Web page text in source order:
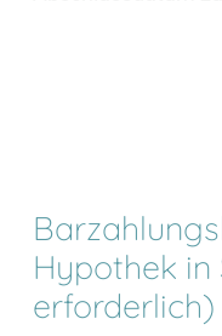
Hypothek in
erforderlich)